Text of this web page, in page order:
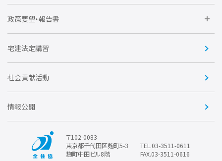
不動産後見アドバイザー資格講習
会
全住協ビジネスショップ
トライアル会員制度
企業会員
賛助会員
政策要望・報告書
住宅・土地税制改正要望
優良事業表彰
宅建法定講習
社会貢献活動
情報公開
〒102-0083
東京都千代田区麹町5-3
麹町中田ビル8階
TEL.03-3511-0611
FAX.03-3511-0616